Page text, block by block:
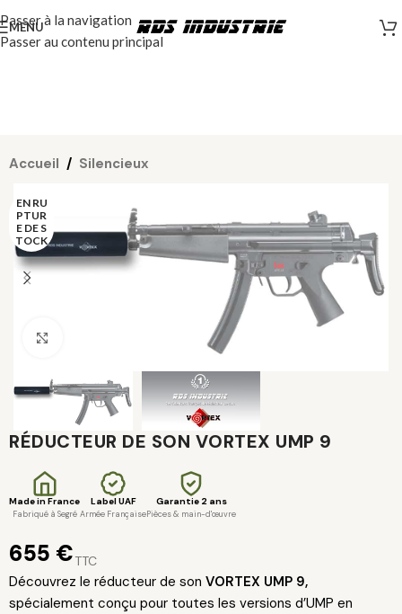
Passer à la navigation
Passer au contenu principal
MENU
Accueil / Silencieux
EN RU
PTUR
E DE S
TOCK
RÉDUCTEUR DE SON VORTEX UMP 9
Made in France
Fabriqué à Segré
Label UAF
Armée Française
Garantie 2 ans
Pièces & main-d'œuvre
655 €TTC
Découvrez le réducteur de son VORTEX UMP 9,
spécialement conçu pour toutes les versions d’UMP en